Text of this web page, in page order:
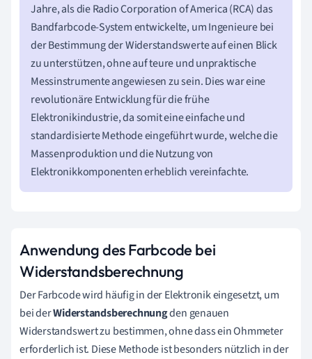
Jahre, als die Radio Corporation of America (RCA) das
Bandfarbcode-System entwickelte, um Ingenieure bei
der Bestimmung der Widerstandswerte auf einen Blick
zu unterstützen, ohne auf teure und unpraktische
Messinstrumente angewiesen zu sein. Dies war eine
revolutionäre Entwicklung für die frühe
Elektronikindustrie, da somit eine einfache und
standardisierte Methode eingeführt wurde, welche die
Massenproduktion und die Nutzung von
Elektronikkomponenten erheblich vereinfachte.
Anwendung des Farbcode bei
Widerstandsberechnung
Der Farbcode wird häufig in der Elektronik eingesetzt, um
bei derWiderstandsberechnungden genauen
Widerstandswert zu bestimmen, ohne dass ein Ohmmeter
erforderlich ist. Diese Methode ist besonders nützlich in der